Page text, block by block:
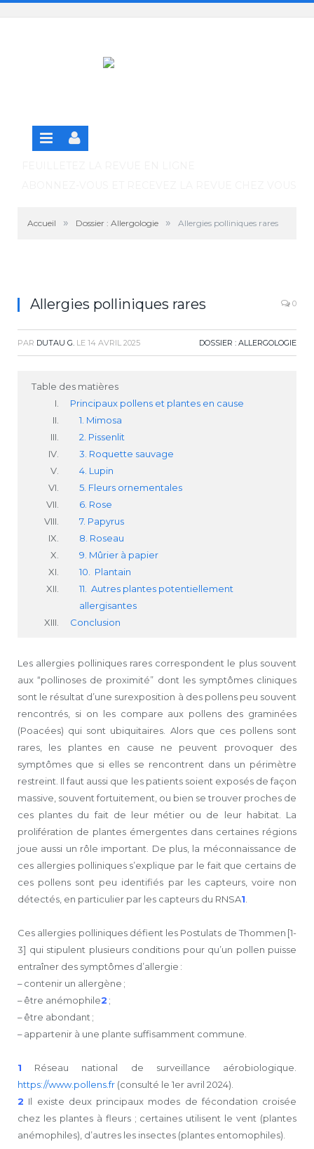
Panneau de gestion des cookies
SE CONNECTER
S'INSCRIRE GRATUITEMENT À LA VERSION EN
Accueil » Dossier : Allergologie » Allergies polliniques rares
Allergies polliniques rares 0
PAR DUTAU G. LE 14 AVRIL 2025 DOSSIER : ALLERGOLOGIE
Table des matières
Principaux pollens et plantes en cause
1. Mimosa
2. Pissenlit
3. Roquette sauvage
4. Lupin
5. Fleurs ornementales
6. Rose
7. Papyrus
8. Roseau
9. Mûrier à papier
10. Plantain
11. Autres plantes potentiellement
allergisantes
Conclusion
Les allergies polliniques rares correspondent le plus souvent
aux “pollinoses de proximité” dont les symptômes cliniques
sont le résultat d’une surexposition à des pollens peu souvent
rencontrés, si on les compare aux pollens des graminées
(Poacées) qui sont ubiquitaires. Alors que ces pollens sont
rares, les plantes en cause ne peuvent provoquer des
symptômes que si elles se rencontrent dans un périmètre
restreint. Il faut aussi que les patients soient exposés de façon
massive, souvent fortuitement, ou bien se trouver proches de
ces plantes du fait de leur métier ou de leur habitat. La
prolifération de plantes émergentes dans certaines régions
joue aussi un rôle important. De plus, la méconnaissance de
ces allergies polliniques s’explique par le fait que certains de
ces pollens sont peu identifiés par les capteurs, voire non
détectés, en particulier par les capteurs du RNSA1
Ces allergies polliniques défient les Postulats de Thommen [1-
3] qui stipulent plusieurs conditions pour qu’un pollen puisse
entraîner des symptômes d’allergie :
– contenir un allergène ;
– être anémophile2 ;
– être abondant ;
– appartenir à une plante suffisamment commune.
1 Réseau national de surveillance aérobiologique.
https://www.pollens.fr (consulté le 1er avril 2024).
2 Il existe deux principaux modes de fécondation croisée
chez les plantes à fleurs ; certaines utilisent le vent (plantes
anémophiles), d’autres les insectes (plantes entomophiles).